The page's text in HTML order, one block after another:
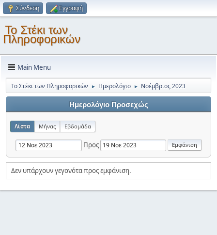
Σύνδεση Εγγραφή
Το Στέκι των
Πληροφορικών
Main Menu
Το Στέκι των Πληροφορικών ► Ημερολόγιο ► Νοέμβριος 2023
Ημερολόγιο Προσεχώς
Λίστα Μήνας Εβδομάδα
Προς
Δεν υπάρχουν γεγονότα προς εμφάνιση.